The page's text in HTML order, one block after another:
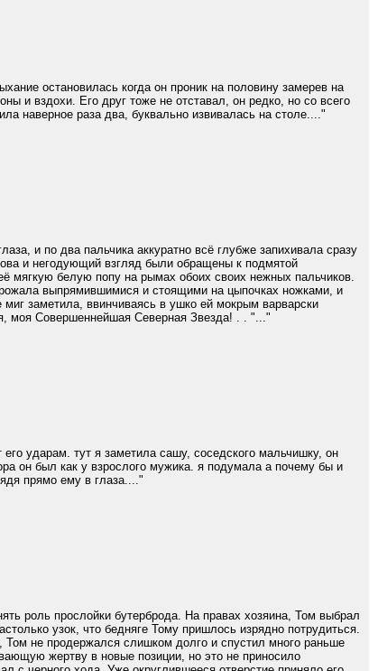
остановилась когда он проник на половину замерев на
и вздохи. Его друг тоже не отставал, он редко, но со всего
наверное раза два, буквально извивалась на столе...."
и по два пальчика аккуратно всё глубже запихивала сразу
и негодующий взгляд были обращены к подмятой
мягкую белую попу на рымах обоих своих нежных пальчиков.
выпрямившимися и стоящими на цыпочках ножками, и
заметила, ввинчиваясь в ушко ей мокрым варварски
моя Совершеннейшая Северная Звезда! . . "..."
ударам. тут я заметила сашу, соседского мальчишку, он
он был как у взрослого мужика. я подумала а почему бы и
прямо ему в глаза...."
роль прослойки бутерброда. На правах хозяина, Том выбрал
узок, что бедняге Тому пришлось изрядно потрудиться.
не продержался слишком долго и спустил много раньше
жертву в новые позиции, но это не приносило